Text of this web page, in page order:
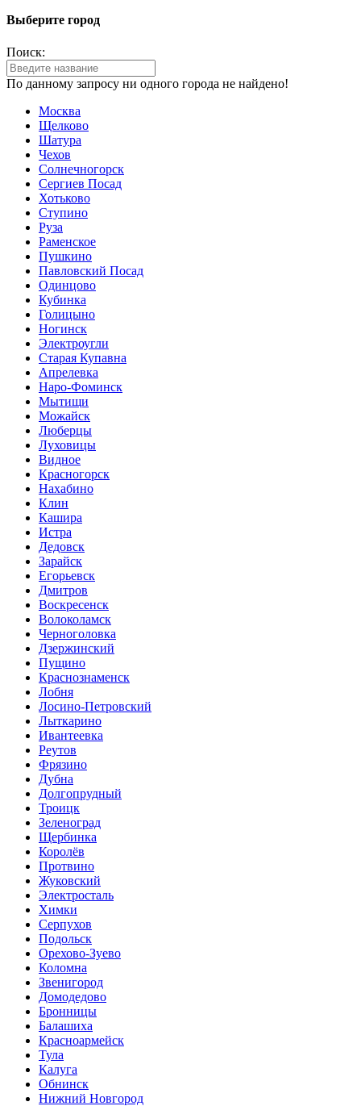
Выберите город
Поиск:
По данному запросу ни одного города не найдено!
Москва
Щелково
Шатура
Чехов
Солнечногорск
Сергиев Посад
Хотьково
Ступино
Руза
Раменское
Пушкино
Павловский Посад
Одинцово
Кубинка
Голицыно
Ногинск
Электроугли
Старая Купавна
Апрелевка
Наро-Фоминск
Мытищи
Можайск
Люберцы
Луховицы
Видное
Красногорск
Нахабино
Клин
Кашира
Истра
Дедовск
Зарайск
Егорьевск
Дмитров
Воскресенск
Волоколамск
Черноголовка
Дзержинский
Пущино
Краснознаменск
Лобня
Лосино-Петровский
Лыткарино
Ивантеевка
Реутов
Фрязино
Дубна
Долгопрудный
Троицк
Зеленоград
Щербинка
Королёв
Протвино
Жуковский
Электросталь
Химки
Серпухов
Подольск
Орехово-Зуево
Коломна
Звенигород
Домодедово
Бронницы
Балашиха
Красноармейск
Тула
Калуга
Обнинск
Нижний Новгород